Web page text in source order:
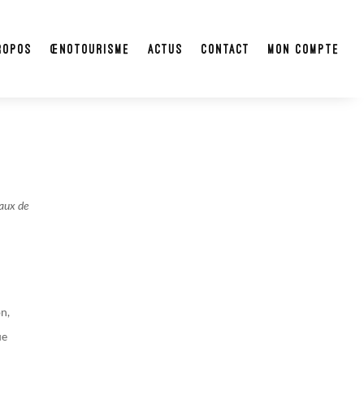
Œnotourisme Actus Contact Mon compte
de